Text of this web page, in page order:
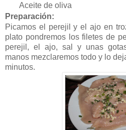
Aceite de oliva
Preparación:
Picamos el perejil y el ajo en
plato pondremos los filetes de
perejil, el ajo, sal y unas
manos mezclaremos todo y lo
minutos.